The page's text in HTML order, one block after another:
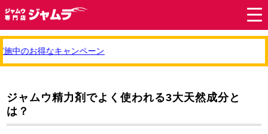
のお得なキャンペーン
ジャムウ精力剤でよく使われる3大天然成分と
は？